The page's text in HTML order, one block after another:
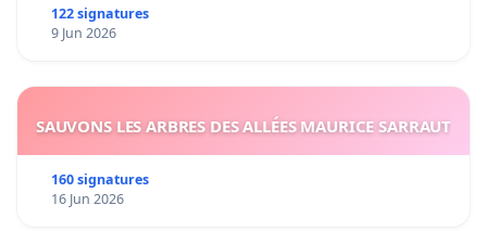
122 signatures
9 Jun 2026
SAUVONS LES ARBRES DES ALLÉES MAURICE SARRAUT
160 signatures
16 Jun 2026